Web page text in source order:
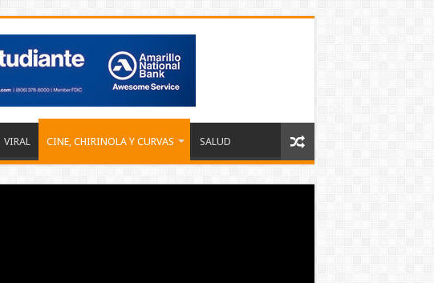
VIRAL CINE, CHIRINOLA Y CURVAS SALUD